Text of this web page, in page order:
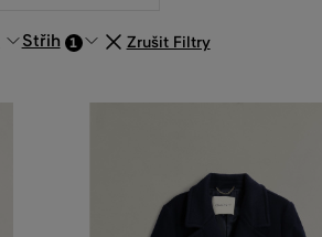
Střih 1 Zrušit Filtry